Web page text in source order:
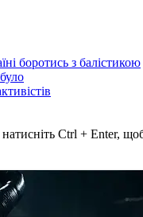
боротись з балістикою
Ctrl + Enter,